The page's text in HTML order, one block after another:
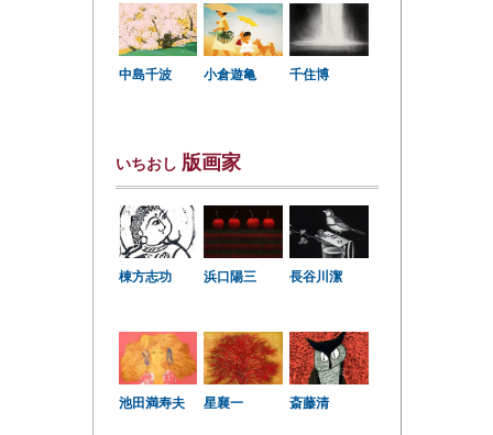
中島千波 小倉遊亀 千住博
いちおし 版画家
棟方志功 浜口陽三 長谷川潔
池田満寿夫 星襄一 斎藤清